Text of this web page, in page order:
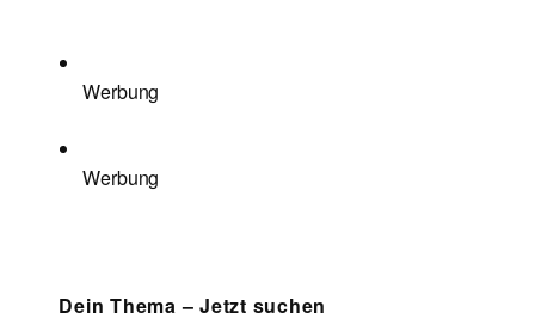
Werbung
Werbung
Dein Thema – Jetzt suchen